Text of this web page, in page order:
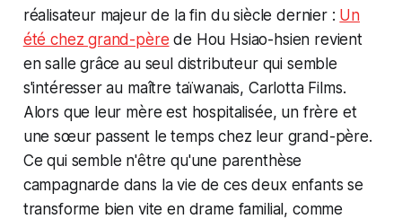
réalisateur majeur de la fin du siècle dernier : Un
été chez grand-père de Hou Hsiao-hsien revient
en salle grâce au seul distributeur qui semble
s'intéresser au maître taïwanais, Carlotta Films.
Alors que leur mère est hospitalisée, un frère et
une sœur passent le temps chez leur grand-père.
Ce qui semble n'être qu'une parenthèse
campagnarde dans la vie de ces deux enfants se
transforme bien vite en drame familial, comme